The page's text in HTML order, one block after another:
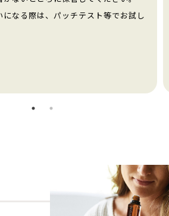
になる際は、パッチテスト等でお試し